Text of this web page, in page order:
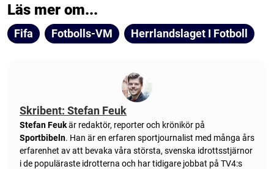
Läs mer om...
Fifa Fotbolls-VM Herrlandslaget I Fotboll
Skribent: Stefan Feuk
Stefan Feukär redaktör, reporter och krönikör på
Sportbibeln. Han är en erfaren sportjournalist med många års
erfarenhet av att bevaka våra största, svenska idrottsstjärnor
i de populäraste idrotterna och har tidigare jobbat på TV4:s